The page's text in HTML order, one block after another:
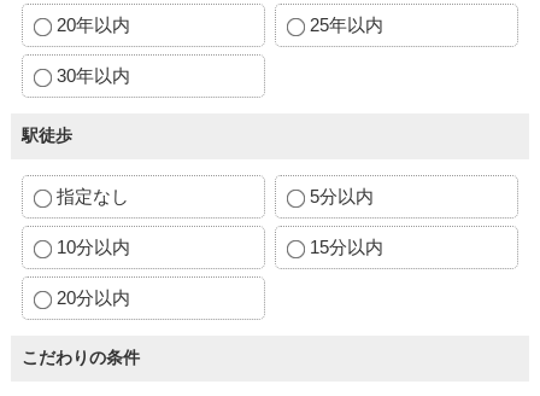
20年以内 25年以内
30年以内
駅徒歩
指定なし 5分以内
10分以内 15分以内
20分以内
こだわりの条件